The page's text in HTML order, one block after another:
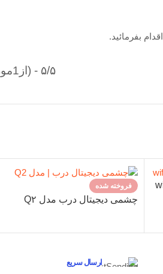
اقدام بفرمائید.
۵/۵ - (از1مورد)
فروخته شده
چشمی دیجیتال درب مدل Q۲
ارسال سریع